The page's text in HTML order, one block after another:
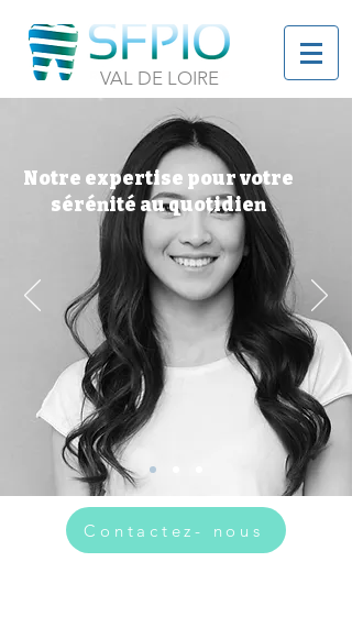
VAL DE LOIRE
Notre expertise pour votre
sérénité au quotidien
Contactez- nous